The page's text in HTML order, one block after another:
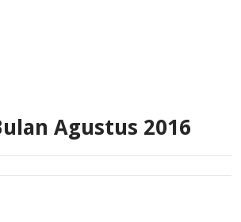
Agustus 2016